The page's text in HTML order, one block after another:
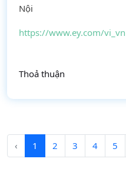
Nội
https://www.ey.com/vi_vn
Thoả thuận
‹ 1 2 3 4 5